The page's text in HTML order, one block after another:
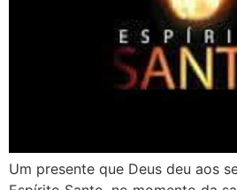
Um presente que Deus deu aos